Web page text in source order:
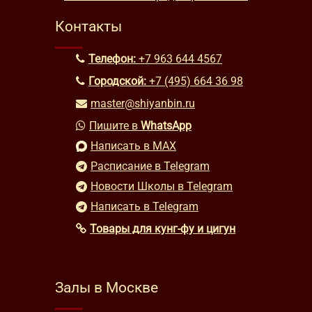
Контакты
Телефон: +7 963 644 4567
Городской: +7 (495) 664 36 98
master@shiyanbin.ru
Пишите в WhatsApp
Написать в MAX
Расписание в Telegram
Новости Школы в Telegram
Написать в Telegram
Товары для кунг-фу и цигун
Залы в Москве